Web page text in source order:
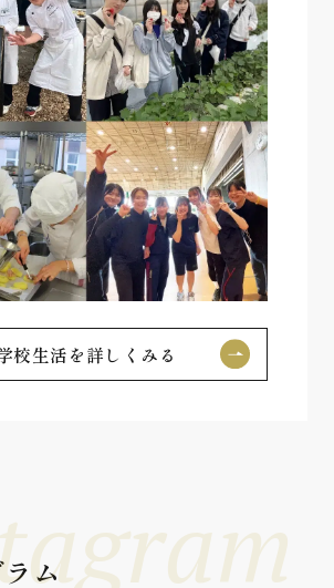
校生活を詳しくみる
ム